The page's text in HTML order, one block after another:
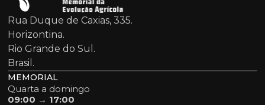
Rua Duque de Caxias, 335.
Horizontina.
Rio Grande do Sul.
Brasil.
MEMORIAL
Quarta a domingo
09:00 → 17:00